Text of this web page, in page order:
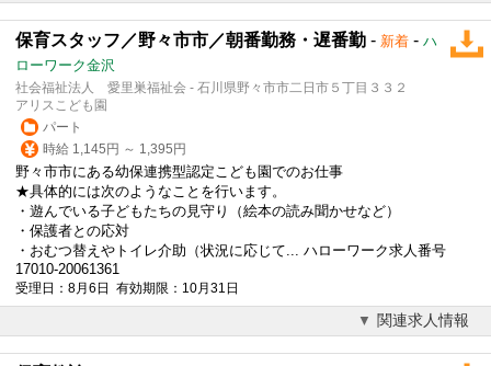
保育スタッフ／野々市市／朝番勤務・遅番勤 - 新着 - ハ
ローワーク金沢
社会福祉法人 愛里巣福祉会 - 石川県野々市市二日市５丁目３３２
アリスこども園
パート
時給 1,145円 ～ 1,395円
野々市市にある幼保連携型認定こども園でのお仕事
★具体的には次のようなことを行います。
・遊んでいる子どもたちの見守り（絵本の読み聞かせなど）
・保護者との応対
・おむつ替えやトイレ介助（状況に応じて... ハローワーク求人番号
17010-20061361
受理日：8月6日 有効期限：10月31日
関連求人情報